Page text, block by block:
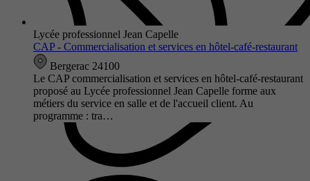
Lycée professionnel Jean Capelle
CAP - Commercialisation et services en hôtel-café-restaurant
Bergerac 24100
Le CAP commercialisation et services en hôtel-café-restaurant
proposé au Lycée professionnel Jean Capelle forme aux
métiers du service en salle et de l'accueil client. Au
programme : tra…